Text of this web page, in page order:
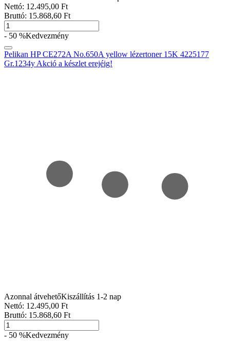
Nettó: 12.495,00 Ft
Bruttó: 15.868,60 Ft
- 50 %Kedvezmény
Pelikan HP CE272A No.650A yellow lézertoner 15K 4225177
Gr.1234y Akció a készlet erejéig!
Azonnal átvehetőKiszállítás 1-2 nap
Nettó: 12.495,00 Ft
Bruttó: 15.868,60 Ft
- 50 %Kedvezmény